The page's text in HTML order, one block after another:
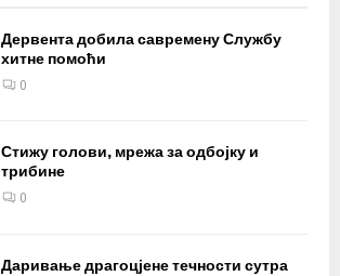
Дервента добила савремену Службу
хитне помоћи
0
Стижу голови, мрежа за одбојку и
трибине
0
Даривање драгоцјене течности сутра